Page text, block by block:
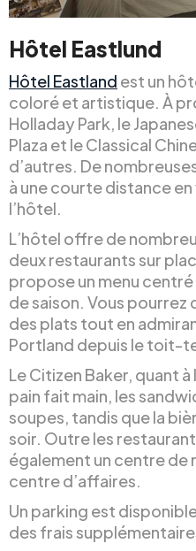
Hôtel Eastlund
Hôtel Eastland est un
coloré et artistique. À
Holladay Park, le
Plaza et le Classical
d’autres. De
à une courte distance
l’hôtel.
L’hôtel offre de
deux restaurants sur
propose un menu centré
de saison. Vous
des plats tout en
Portland depuis le toit-
Le Citizen Baker, quant
pain fait main, les
soupes, tandis que la
soir. Outre les
également un centre de
centre d’affaires.
Un parking est
des frais